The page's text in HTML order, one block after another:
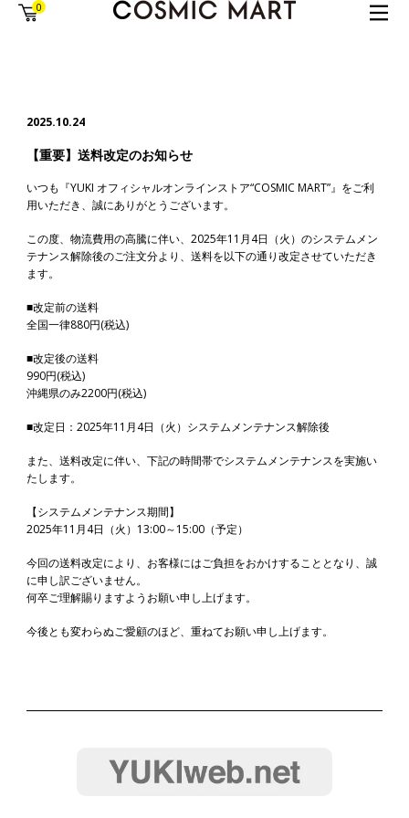
0
2025.10.24
【重要】送料改定のお知らせ
いつも『YUKI オフィシャルオンラインストア“COSMIC MART”』をご利
用いただき、誠にありがとうございます。
この度、物流費用の高騰に伴い、2025年11月4日（火）のシステムメン
テナンス解除後のご注文分より、送料を以下の通り改定させていただき
ます。
■改定前の送料
全国一律880円(税込)
■改定後の送料
990円(税込)
沖縄県のみ2200円(税込)
■改定日：2025年11月4日（火）システムメンテナンス解除後
また、送料改定に伴い、下記の時間帯でシステムメンテナンスを実施い
たします。
【システムメンテナンス期間】
2025年11月4日（火）13:00～15:00（予定）
今回の送料改定により、お客様にはご負担をおかけすることとなり、誠
に申し訳ございません。
何卒ご理解賜りますようお願い申し上げます。
今後とも変わらぬご愛顧のほど、重ねてお願い申し上げます。